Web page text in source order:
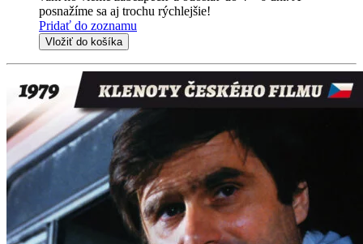
posnažíme sa aj trochu rýchlejšie!
Pridať do zoznamu
Vložiť do košíka